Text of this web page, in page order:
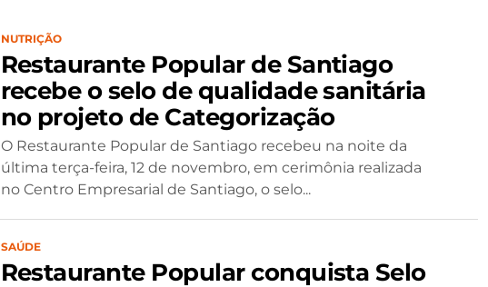
NUTRIÇÃO
Restaurante Popular de Santiago
recebe o selo de qualidade sanitária
no projeto de Categorização
O Restaurante Popular de Santiago recebeu na noite da
última terça-feira, 12 de novembro, em cerimônia realizada
no Centro Empresarial de Santiago, o selo...
SAÚDE
Restaurante Popular conquista Selo